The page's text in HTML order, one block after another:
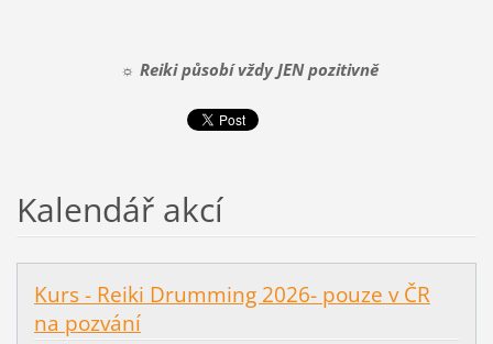
☼ Reiki působí vždy JEN pozitivně
Kalendář akcí
Kurs - Reiki Drumming 2026- pouze v ČR
na pozvání